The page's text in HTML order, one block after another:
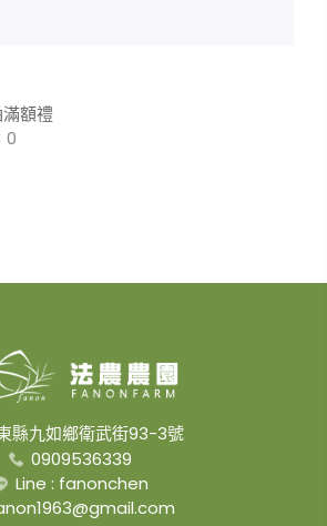
滿額禮
0
縣九如鄉衛武街93-3號
0909536339
Line : fanonchen